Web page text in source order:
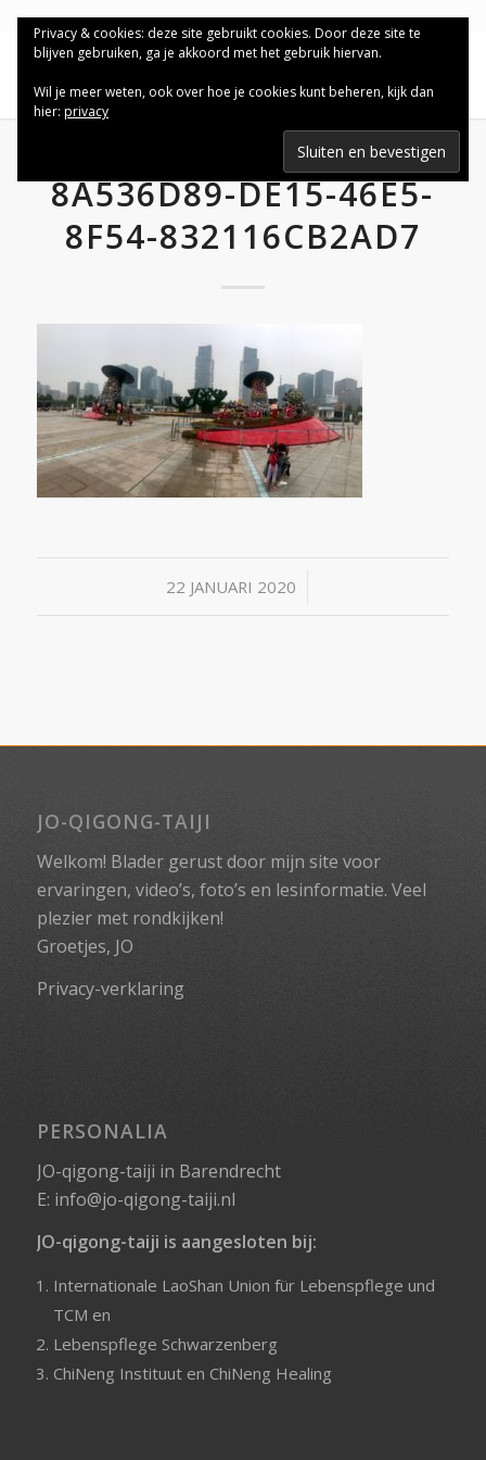
8A536D89-DE15-46E5-
8F54-832116CB2AD7
22 JANUARI 2020
/
JO-QIGONG-TAIJI
Welkom! Blader gerust door mijn site voor
ervaringen, video’s, foto’s en lesinformatie. Veel
plezier met rondkijken!
Groetjes, JO
Privacy-verklaring
PERSONALIA
JO-qigong-taiji in Barendrecht
E: info@jo-qigong-taiji.nl
JO-qigong-taiji is aangesloten bij:
Internationale LaoShan Union für Lebenspflege und
TCM en
Lebenspflege Schwarzenberg
ChiNeng Instituuten ChiNeng Healing
Privacy & cookies: deze site gebruikt cookies. Door deze site te
blijven gebruiken, ga je akkoord met het gebruik hiervan.
Wil je meer weten, ook over hoe je cookies kunt beheren, kijk dan
hier: privacy